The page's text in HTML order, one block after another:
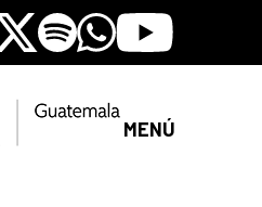
SpotifyWhatsapp
Youtube
MENÚ